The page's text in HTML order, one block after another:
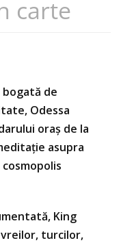
carte
de
Odessa
oraș de la
asupra
King
turcilor,